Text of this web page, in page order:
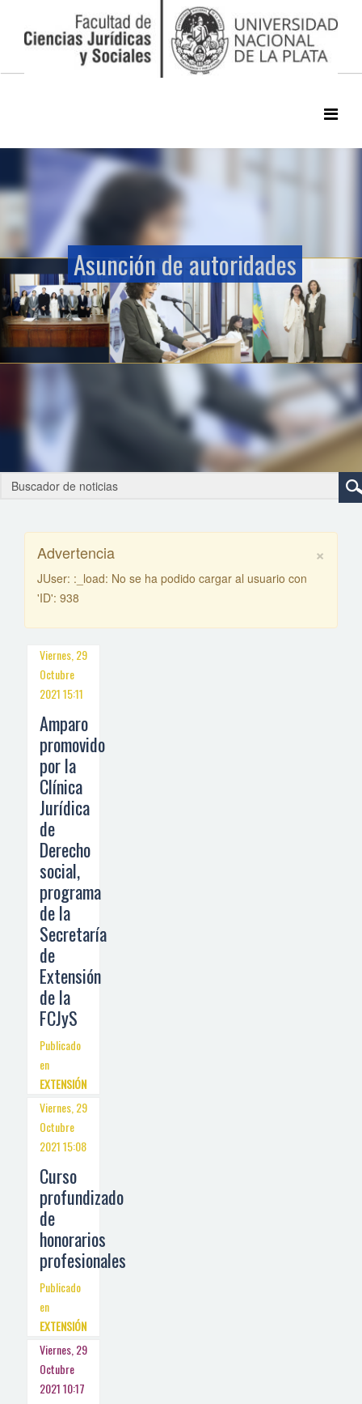
Asunción de autoridades
×
Advertencia
JUser: :_load: No se ha podido cargar al usuario con
'ID': 938
Viernes, 29
Octubre
2021 15:11
Amparo
promovido
por la
Clínica
Jurídica
de
Derecho
social,
programa
de la
Secretaría
de
Extensión
de la
FCJyS
Publicado
en
EXTENSIÓN
Viernes, 29
Octubre
2021 15:08
Curso
profundizado
de
honorarios
profesionales
Publicado
en
EXTENSIÓN
Viernes, 29
Octubre
2021 10:17